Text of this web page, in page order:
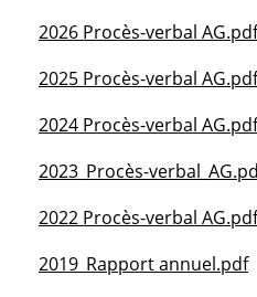
2026 Procès-verbal AG.pdf
2025 Procès-verbal AG.pdf
2024 Procès-verbal AG.pdf
2023_Procès-
2022 Procès-verbal AG.pdf
2019_Rapport annuel.pdf